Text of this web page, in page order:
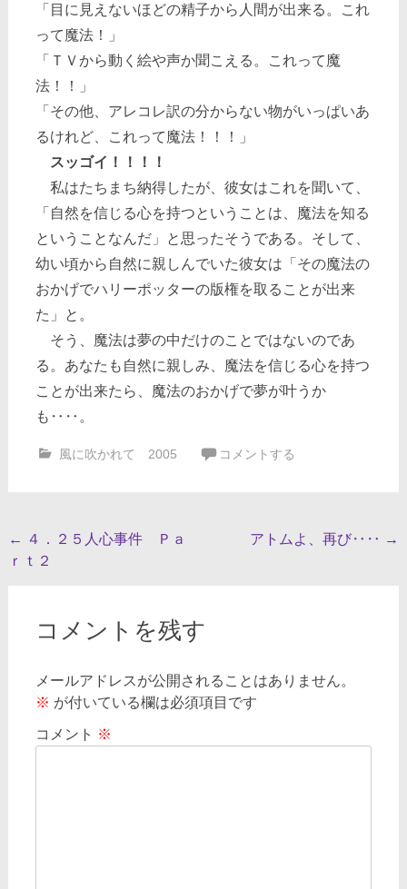
「目に見えないほどの精子から人間が出来る。これ
って魔法！」
「ＴＶから動く絵や声か聞こえる。これって魔
法！！」
「その他、アレコレ訳の分からない物がいっぱいあ
るけれど、これって魔法！！！」
スッゴイ！！！！
私はたちまち納得したが、彼女はこれを聞いて、
「自然を信じる心を持つということは、魔法を知る
ということなんだ」と思ったそうである。そして、
幼い頃から自然に親しんでいた彼女は「その魔法の
おかげでハリーポッターの版権を取ることが出来
た」と。
そう、魔法は夢の中だけのことではないのであ
る。あなたも自然に親しみ、魔法を信じる心を持つ
ことが出来たら、魔法のおかげで夢が叶うか
も‥‥。
風に吹かれて 2005 コメントする
投
稿
← ４．２５人心事件 Ｐａ
ｒｔ２
アトムよ、再び‥‥ →
コメントを残す
メールアドレスが公開されることはありません。
※ が付いている欄は必須項目です
コメント ※